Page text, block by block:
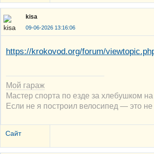
kisa
09-06-2026 13:16:06
https://krokovod.org/forum/
Мой гараж
Мастер спорта по езде за хлебушком
Если не я построил велосипед — это
Сайт